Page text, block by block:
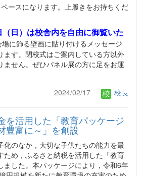
ースになります。上履きをお持ちくだ
日）は校舎内を自由に御覧いた
場に飾る壁画に貼り付けるメッセージ
ます。閉校式はご案内している方以外
ません。ぜひパネル展の方に足をお運
2024/02/17 校長
を活用した「教育パッケージ
豊富に～」を創設
のなか，大切な子供たちの能力を最
ため，ふるさと納税を活用した「教育
ました。本パッケージにより，令和6年